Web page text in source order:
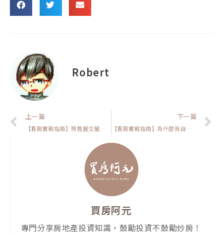
Robert
上一頁
上一篇
【看房實戰指南】預售屋交屋時發現房子有問題，要怎麼做才能讓自己不吃虧?
下一篇
【看房實戰指南】為什麼我自己買的房子卻不能養寵物？家有毛孩的人一定要看這一支影片
買房阿元
專門分享房地產投資知識，鼓勵投資不鼓勵炒房！